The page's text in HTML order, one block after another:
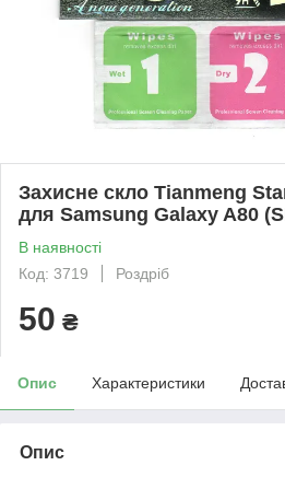
Захисне скло Tianmeng
для Samsung Galaxy A80
В наявності
Код: 3719
Роздріб
50 ₴
Опис Характеристики
Опис